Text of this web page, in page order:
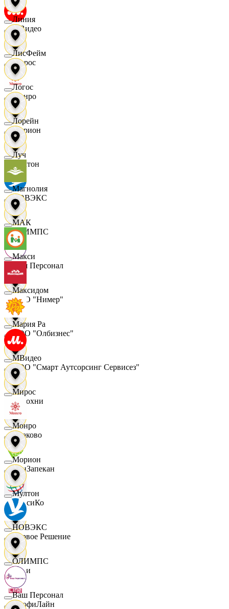
МВидео
Мирос
Монро
Морион
Мултон
НОВЭКС
ОЛИМПС
Ваш Персонал
ООО "Нимер"
ООО "Олбизнес"
ООО "Смарт Аутсорсинг Сервисез"
Отдохни
Очаково
ПанЗапекан
ПепсиКо
Первое Решение
Пери
ПрофиЛайн
Линия
ЛисФейм
Логос
Лорейн
Луч
Магнолия
МАК
Макси
Максидом
Мария Ра
МВидео
Мирос
Монро
Морион
Мултон
НОВЭКС
ОЛИМПС
Ваш Персонал